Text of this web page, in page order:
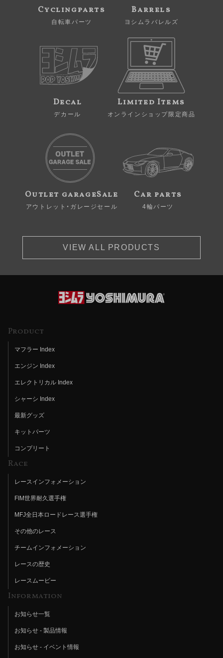
Cyclingparts
自転車パーツ
Barrels
ヨシムラバレルズ
Decal
デカール
Limited Items
オンラインショップ限定商品
Outlet garageSale
アウトレット・ガレージセール
Car parts
4輪パーツ
VIEW ALL PRODUCTS
Product
マフラー Index
エンジン Index
エレクトリカル Index
シャーシ Index
最新グッズ
キットパーツ
コンプリート
Race
レースインフォメーション
FIM世界耐久選手権
MFJ全日本ロードレース選手権
その他のレース
チームインフォメーション
レースの歴史
レースムービー
Information
お知らせ一覧
お知らせ - 製品情報
お知らせ - イベント情報